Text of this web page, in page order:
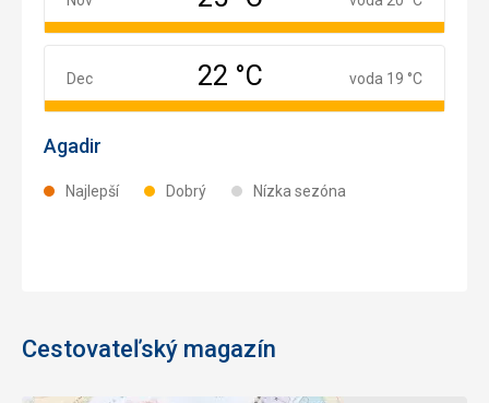
Agadir
Najlepší Dobrý Nízka sezóna
December
Dec 22 °C voda 19 °C
Cestovateľský magazín